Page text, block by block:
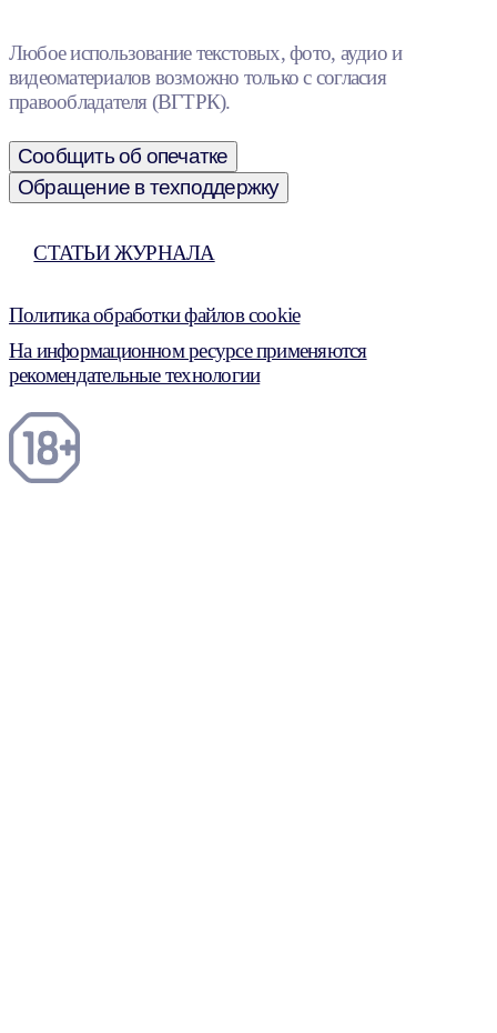
Любое использование текстовых, фото, аудио и
видеоматериалов возможно только с согласия
правообладателя (ВГТРК).
Сообщить об опечатке
Обращение в техподдержку
СТАТЬИ ЖУРНАЛА
Политика обработки файлов cookie
На информационном ресурсе применяются
рекомендательные технологии